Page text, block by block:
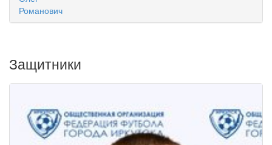
Романович
Защитники